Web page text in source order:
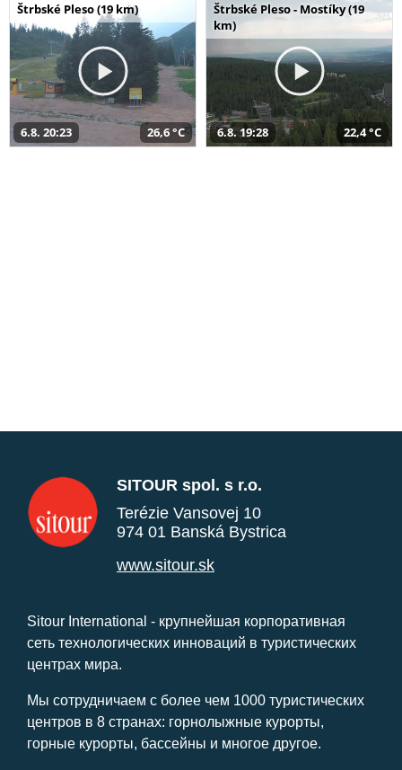
Štrbské Pleso (19 km)
6.8. 20:23 26,6 °C
Štrbské Pleso - Mostíky (19
km)
6.8. 19:28 22,4 °C
SITOUR spol. s r.o.
Terézie Vansovej 10
974 01 Banská Bystrica
www.sitour.sk
Sitour International - крупнейшая корпоративная
сеть технологических инноваций в туристических
центрах мира.
Мы сотрудничаем с более чем 1000 туристических
центров в 8 странах: горнолыжные курорты,
горные курорты, бассейны и многое другое.